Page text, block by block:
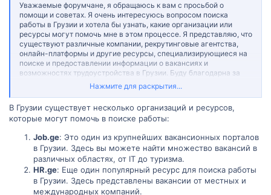
Уважаемые форумчане, я обращаюсь к вам с просьбой о
помощи и советах. Я очень интересуюсь вопросом поиска
работы в Грузии и хотела бы узнать, какие организации или
ресурсы могут помочь мне в этом процессе. Я представляю, что
существуют различные компании, рекрутинговые агентства,
онлайн-платформы и другие ресурсы, специализирующиеся на
поиске и предоставлении информации о вакансиях и
возможностях трудоустройства в Грузии. Буду благодарна за
любую информацию о таких организациях или ресурсах,
которые помогают работникам в поиске и просмотре доступных
резюме и проведению успешных собеседований. Кроме того, я
буду благодарна за советы и рекомендации от тех, кто имеет
том, как эффективно использовать такие организации или
ресурсы в процессе поиска работы. Заранее благодарю вас за
вашу помощь и рекомендации!
Нажмите для раскрытия...
В Грузии существует несколько организаций и ресурсов,
которые могут помочь в поиске работы:
Job.ge: Это один из крупнейших вакансионных порталов
в Грузии. Здесь вы можете найти множество вакансий в
различных областях, от IT до туризма.
HR.ge: Еще один популярный ресурс для поиска работы
в Грузии. Здесь представлены вакансии от местных и
международных компаний.